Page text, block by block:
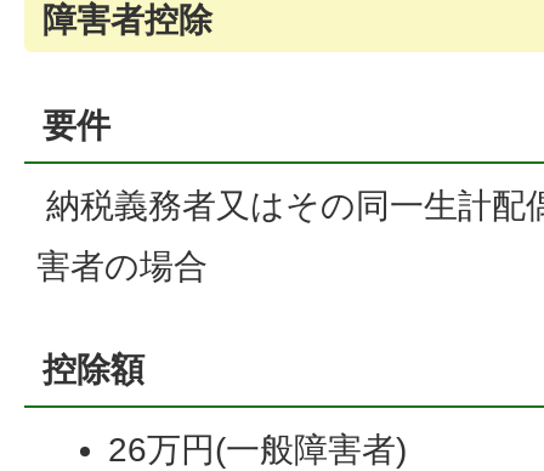
障害者控除
要件
納税義務者又はその同一生計配
害者の場合
控除額
26万円(一般障害者)